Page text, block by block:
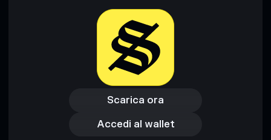
Scarica ora
Scarica ora
Accedi al wallet
Accedi al wallet